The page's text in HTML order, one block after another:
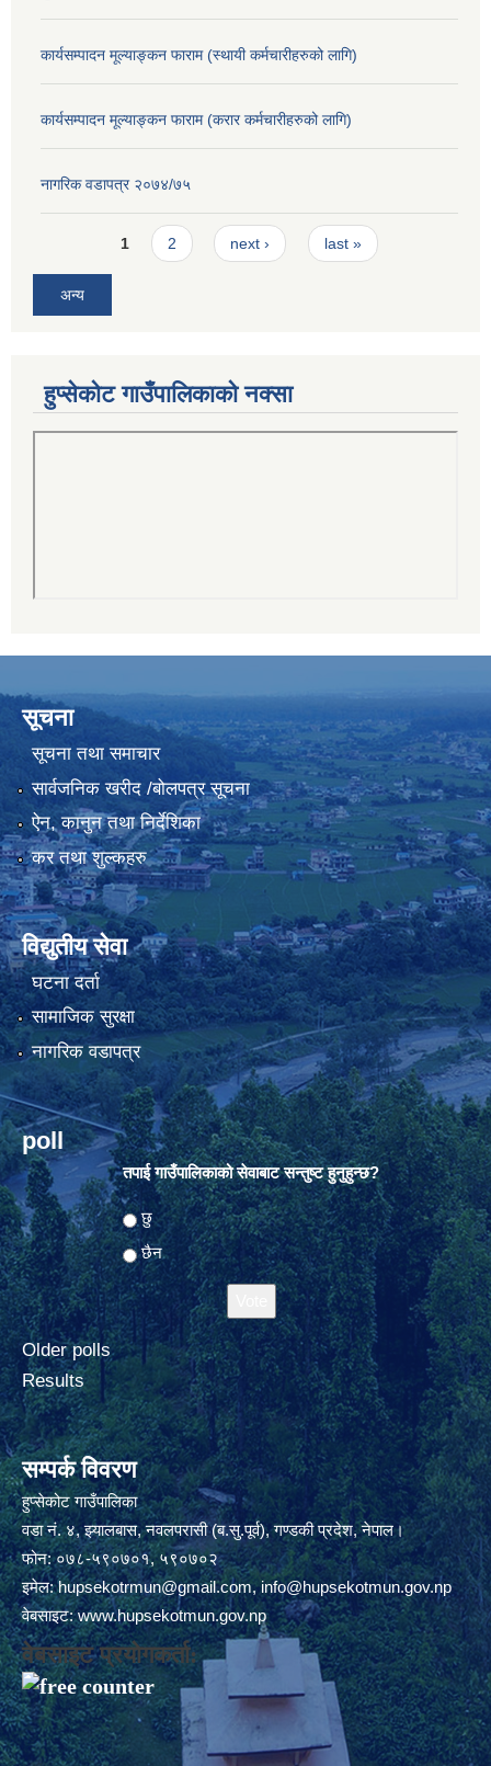
कार्यसम्पादन मूल्याङ्कन फाराम (स्थायी कर्मचारीहरुको लागि)
कार्यसम्पादन मूल्याङ्कन फाराम (करार कर्मचारीहरुको लागि)
नागरिक वडापत्र २०७४/७५
Pages1 2 next › last »
अन्य
हुप्सेकोट गाउँपालिकाको नक्सा
सूचना
सूचना तथा समाचार
सार्वजनिक खरीद /बोलपत्र सूचना
ऐन, कानुन तथा निर्देशिका
कर तथा शुल्कहरु
विद्युतीय सेवा
घटना दर्ता
सामाजिक सुरक्षा
नागरिक वडापत्र
poll
तपाई गाउँपालिकाको सेवाबाट सन्तुष्ट हुनुहुन्छ?
Choices
छु
छैन
Older polls
Results
सम्पर्क विवरण
हुप्सेकोट गाउँपालिका
वडा नं. ४, झ्यालबास, नवलपरासी (ब.सु.पूर्व), गण्डकी प्रदेश, नेपाल।
फोन: ०७८-५९०७०१, ५९०७०२
इमेल:hupsekotrmun@gmail.com,info@hupsekotmun.gov.np
वेबसाइट:www.hupsekotmun.gov.np
वेबसाइट प्रयोगकर्ता: